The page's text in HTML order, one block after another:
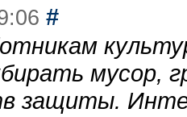
#
мусор,
защиты.